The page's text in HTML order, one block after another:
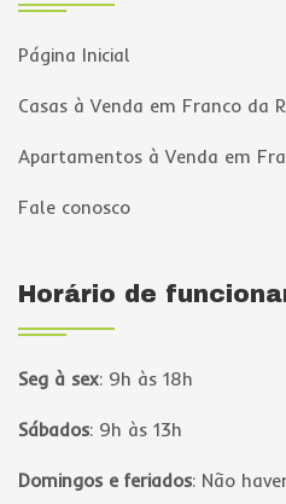
Página Inicial
Casas à Venda em Franco da
Apartamentos à Venda em
Fale conosco
Horário de
Seg à sex: 9h às 18h
Sábados: 9h às 13h
Domingos e feriados: Não